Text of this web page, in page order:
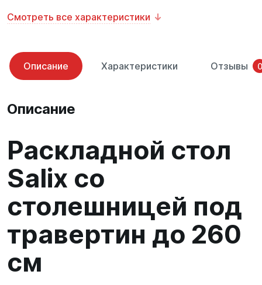
Смотреть все характеристики
Описание Характеристики Отзывы 0
Описание
Раскладной стол
Salix со
столешницей под
травертин до 260
см